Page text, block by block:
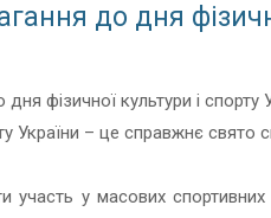
до дня
України – це справжнє свято
участь у масових